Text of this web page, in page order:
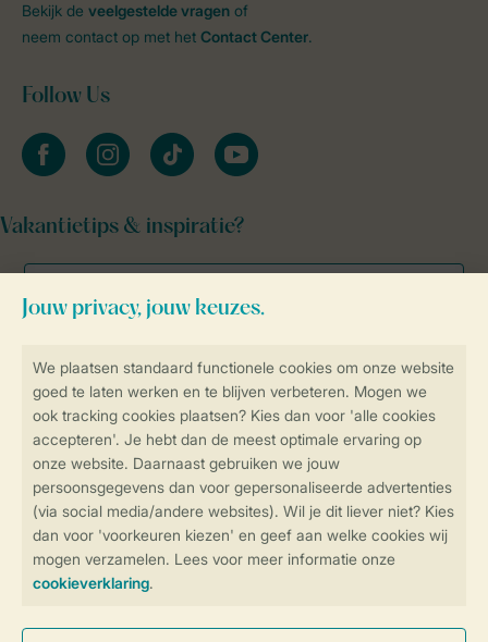
Controle over jouw gegevens &
Veilig en snel online boeken
Veilige gegevensoverdracht
Veilige betaling
Bekijk de veelgestelde vragen of
neem contact op met het Contact Center.
Follow Us
facebookinstagramtiktok youtube
Vakantietips & inspiratie?